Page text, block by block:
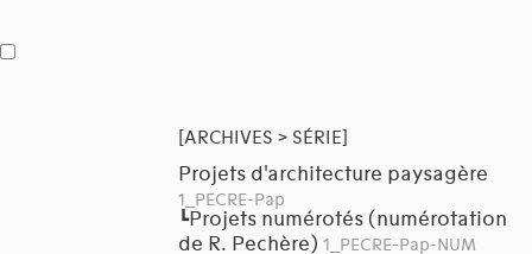
[ARCHIVES > SÉRIE]
Projets d'architecture paysagère
1_PECRE-Pap
┗Projets numérotés (numérotation
de R. Pechère) 1_PECRE-Pap-NUM